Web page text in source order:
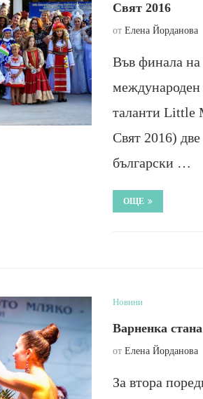
Свят 2016
от Елена Йорданова
Във финала
международен
таланти Little
Свят 2016)
български …
ОЩЕ
Новини
Варненка
от Елена Йорданова
За втора